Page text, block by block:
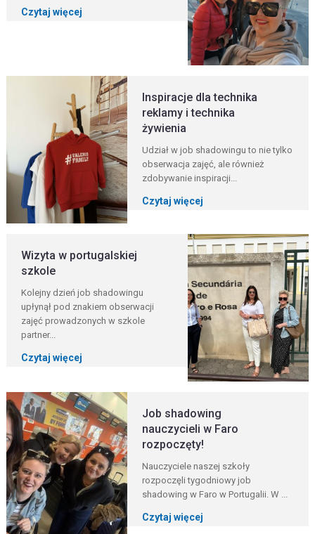
Czytaj więcej
Inspiracje dla technika
reklamy i technika
żywienia
Udział w job shadowingu to nie tylko
obserwacja zajęć, ale również
zdobywanie inspiracji...
Czytaj więcej
Wizyta w portugalskiej
szkole
Kolejny dzień job shadowingu
upłynął pod znakiem obserwacji
zajęć prowadzonych w szkole
partner...
Czytaj więcej
Job shadowing
nauczycieli w Faro
rozpoczęty!
Nauczyciele naszej szkoły
rozpoczęli tygodniowy job
shadowing w Faro w Portugalii. W ...
Czytaj więcej